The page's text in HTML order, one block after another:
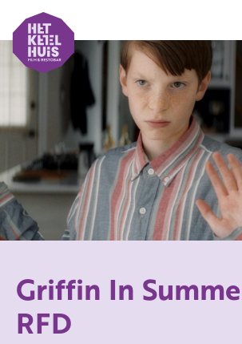
Griffin In
RFD